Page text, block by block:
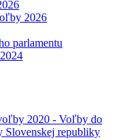
2026
parlamentu
2020 - Voľby do
Slovenskej republiky